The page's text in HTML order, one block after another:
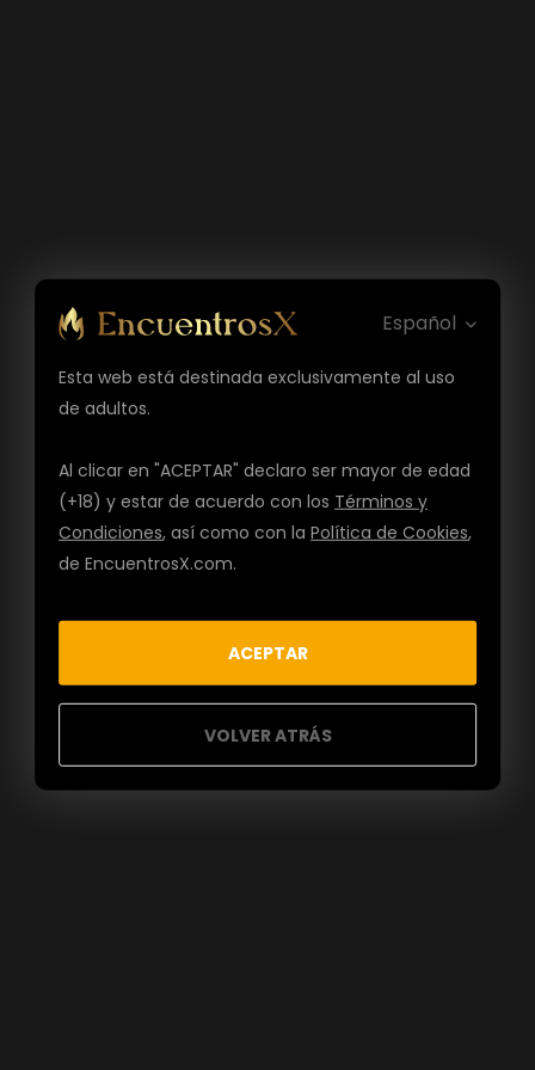
Español
Esta web está destinada exclusivamente al uso
de adultos.
Al clicar en "ACEPTAR" declaro ser mayor de edad
(+18) y estar de acuerdo con los Términos y
Condiciones, así como con laPolítica de Cookies,
de EncuentrosX.com.
ACEPTAR
VOLVER ATRÁS